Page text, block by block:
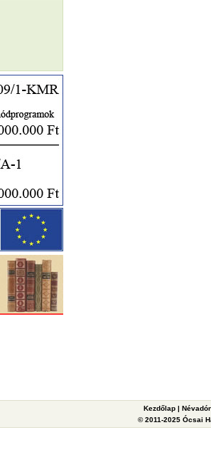
Kezdőlap |
© 2011-2025 Ócsai